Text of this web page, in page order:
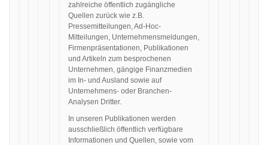
zahlreiche öffentlich zugängliche
Quellen zurück wie z.B.
Pressemitteilungen, Ad-Hoc-
Mitteilungen, Unternehmensmeldungen,
Firmenpräsentationen, Publikationen
und Artikeln zum besprochenen
Unternehmen, gängige Finanzmedien
im In- und Ausland sowie auf
Unternehmens- oder Branchen-
Analysen Dritter.
In unseren Publikationen werden
ausschließlich öffentlich verfügbare
Informationen und Quellen, sowie vom